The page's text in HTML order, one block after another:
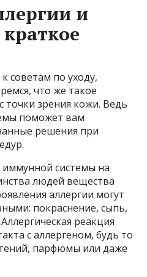
и
советам по уходу,
что же такое
точки зрения кожи. Ведь
поможет вам
решения при
иммунной системы на
людей вещества
аллергии могут
покраснение, сыпь,
реакция
с аллергеном, будь то
парфюмы или даже